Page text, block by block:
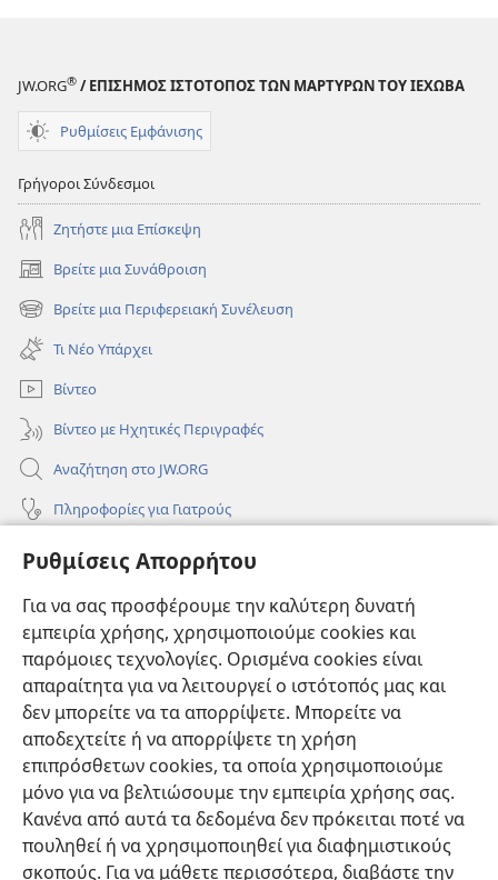
Ρυθμίσεις Απορρήτου
Για να σας προσφέρουμε την καλύτερη δυνατή
εμπειρία χρήσης, χρησιμοποιούμε cookies και
παρόμοιες τεχνολογίες. Ορισμένα cookies είναι
απαραίτητα για να λειτουργεί ο ιστότοπός μας και
δεν μπορείτε να τα απορρίψετε. Μπορείτε να
αποδεχτείτε ή να απορρίψετε τη χρήση
επιπρόσθετων cookies, τα οποία χρησιμοποιούμε
μόνο για να βελτιώσουμε την εμπειρία χρήσης σας.
Κανένα από αυτά τα δεδομένα δεν πρόκειται ποτέ να
πουληθεί ή να χρησιμοποιηθεί για διαφημιστικούς
σκοπούς. Για να μάθετε περισσότερα, διαβάστε την
JW.ORG® / ΕΠΙΣΗΜΟΣ ΙΣΤΟΤΟΠΟΣ ΤΩΝ ΜΑΡΤΥΡΩΝ ΤΟΥ ΙΕΧΩΒΑ
Ρυθμίσεις Εμφάνισης
Γρήγοροι Σύνδεσμοι
Ζητήστε μια Επίσκεψη
Βρείτε μια Συνάθροιση
(ανοίγει
νέο
παράθυρο)
Βρείτε μια Περιφερειακή Συνέλευση
(ανοίγει
νέο
παράθυρο)
Τι Νέο Υπάρχει
Βίντεο
Βίντεο με Ηχητικές Περιγραφές
Αναζήτηση στο JW.ORG
Πληροφορίες για Γιατρούς
Πληροφορίες για Επίσημους Φορείς και ΜΜΕ
Συνεισφορές
(ανοίγει
παράθυρο)ΔΙΑΔΙΚΤΥΑΚΗ ΒΙΒΛΙΟΘΗΚΗ της Σκοπιάς™
(ανοίγει
νέο
παράθυρο)
JW Hub ®
(ανοίγει
νέο
παράθυρο)JW Library®
Βιβλιοθήκη της Σκοπιάς